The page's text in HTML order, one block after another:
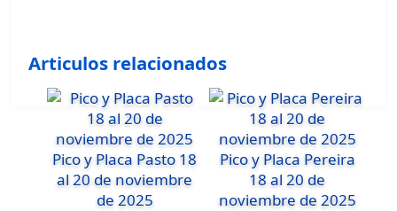
Articulos relacionados
Pico y Placa Pasto 18
al 20 de noviembre
de 2025
Pico y Placa Pereira
18 al 20 de
noviembre de 2025